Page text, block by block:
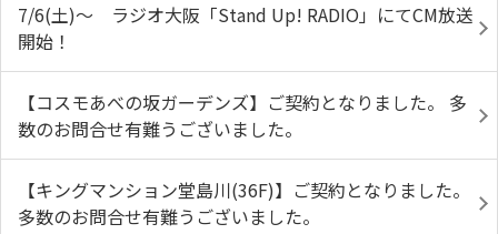
7/6(土)～ ラジオ大阪「Stand Up! RADIO」にてCM放送
開始！
【コスモあべの坂ガーデンズ】ご契約となりました。 多
数のお問合せ有難うございました。
【キングマンション堂島川(36F)】ご契約となりました。
多数のお問合せ有難うございました。